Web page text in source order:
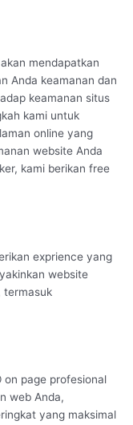
mendapatkan
Anda keamanan dan
keamanan situs
kami untuk
online yang
website Anda
kami berikan free
exprience yang
website
termasuk
on page profesional
web Anda,
yang maksimal